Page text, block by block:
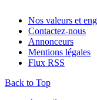
Nos valeurs et
Contactez-nous
Annonceurs
Mentions légales
Flux RSS
Back to Top